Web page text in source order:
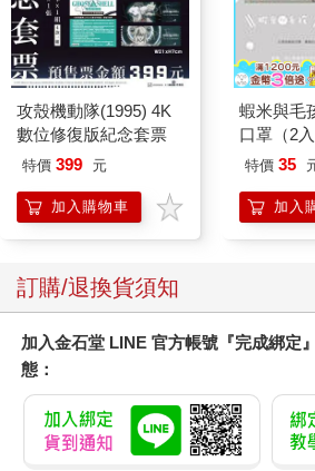
攻殼機動隊(1995) 4K
數位修復版紀念套票
特價 399 元
加入購物車
蝦米與毛
口罩（2入
特價 35
加入
訂購/退換貨須知
加入金石堂 LINE 官方帳號『完成綁定
態：